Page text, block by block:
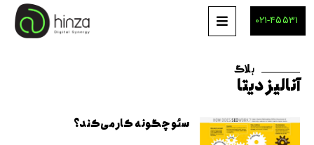
۰۲۱-۴۵۵۳۱
بلاگ
آنالیز دیتا
سئو چگونه کار می‌کند؟